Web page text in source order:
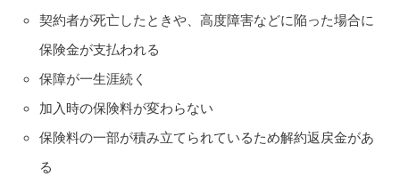
契約者が死亡したときや、高度障害などに陥った場合に
保険金が支払われる
保障が一生涯続く
加入時の保険料が変わらない
保険料の一部が積み立てられているため解約返戻金があ
る